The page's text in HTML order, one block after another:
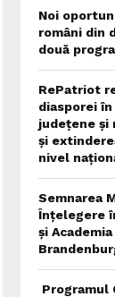
Noi
români din
două
RePatriot
diasporei
județene și
și
nivel
Semnarea
Înțelegere
și
Programul